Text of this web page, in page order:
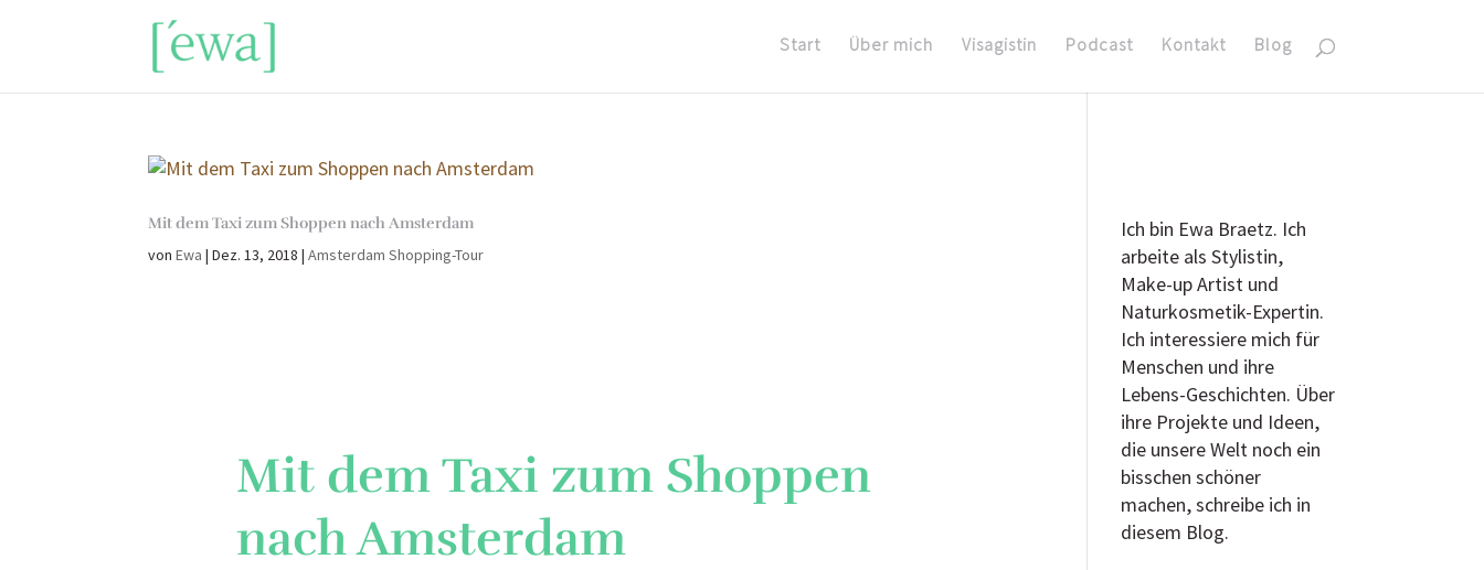
Start Über mich Visagistin Podcast Kontakt Blog
Mit dem Taxi zum Shoppen nach Amsterdam
vonEwa |Dez. 13, 2018 |Amsterdam Shopping-Tour
Mit dem Taxi zum Shoppen
nach Amsterdam
Ich bin Ewa Braetz. Ich
arbeite als Stylistin,
Make-up Artist und
Naturkosmetik-Expertin.
Ich interessiere mich für
Menschen und ihre
Lebens-Geschichten. Über
ihre Projekte und Ideen,
die unsere Welt noch ein
bisschen schöner
machen, schreibe ich in
diesem Blog.